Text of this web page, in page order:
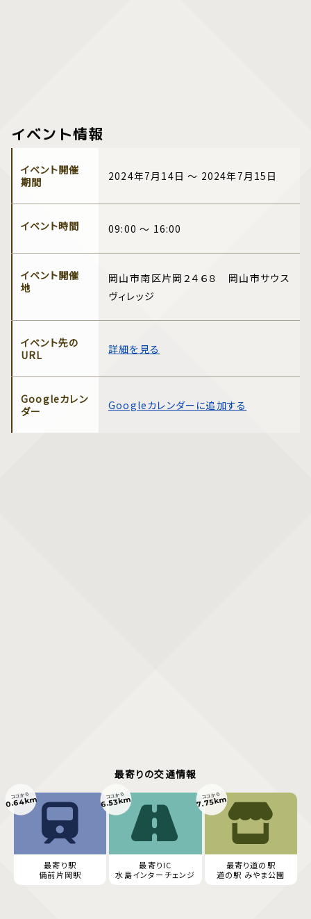
イベント情報
イベント開催
期間
2024年7月14日 ～ 2024年7月15日
イベント時間 09:00 ～ 16:00
イベント開催
地
岡山市南区片岡２４６８ 岡山市サウス
ヴィレッジ
イベント先の
URL
詳細を見る
Googleカレン
ダー
Googleカレンダーに追加する
最寄りの交通情報
最寄り駅
備前片岡駅
ココから
0.64km
最寄りIC
水島インターチェンジ
ココから
6.53km
最寄り道の駅
道の駅 みやま公園
ココから
7.75km